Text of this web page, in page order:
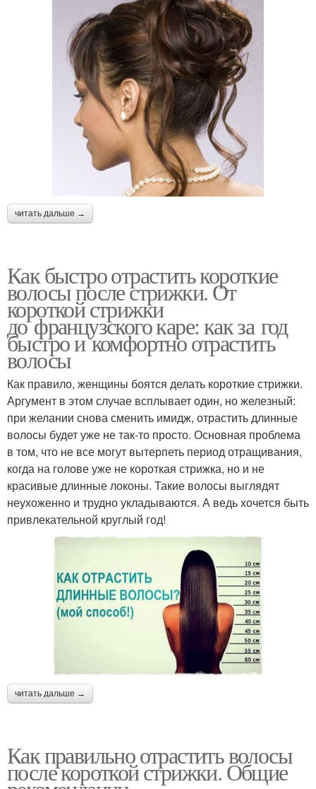
читать дальше →
Как быстро отрастить короткие
волосы после стрижки. От
короткой стрижки
до французского каре: как за год
быстро и комфортно отрастить
волосы
Как правило, женщины боятся делать короткие стрижки.
Аргумент в этом случае всплывает один, но железный:
при желании снова сменить имидж, отрастить длинные
волосы будет уже не так-то просто. Основная проблема
в том, что не все могут вытерпеть период отращивания,
когда на голове уже не короткая стрижка, но и не
красивые длинные локоны. Такие волосы выглядят
неухоженно и трудно укладываются. А ведь хочется быть
привлекательной круглый год!
читать дальше →
Как правильно отрастить волосы
после короткой стрижки. Общие